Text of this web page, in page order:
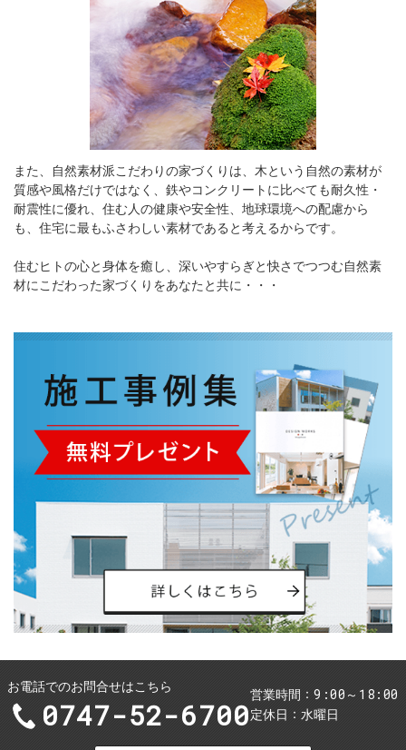
また、自然素材派こだわりの家づくりは、木という自然の素材が
質感や風格だけではなく、鉄やコンクリートに比べても耐久性・
耐震性に優れ、住む人の健康や安全性、地球環境への配慮から
も、住宅に最もふさわしい素材であると考えるからです。
住むヒトの心と身体を癒し、深いやすらぎと快さでつつむ自然素
材にこだわった家づくりをあなたと共に・・・
お電話でのお問合せはこちら
0747-52-6700
営業時間 9:00～18:00
定休日 水曜日